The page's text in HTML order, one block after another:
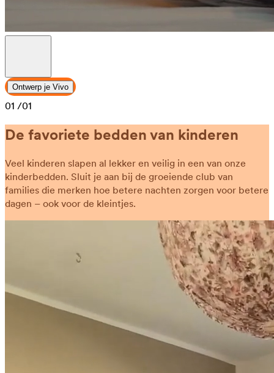
Ontwerp je Vivo
01 /01
De favoriete bedden van kinderen
Veel kinderen slapen al lekker en veilig in een van onze
kinderbedden. Sluit je aan bij de groeiende club van
families die merken hoe betere nachten zorgen voor betere
dagen – ook voor de kleintjes.